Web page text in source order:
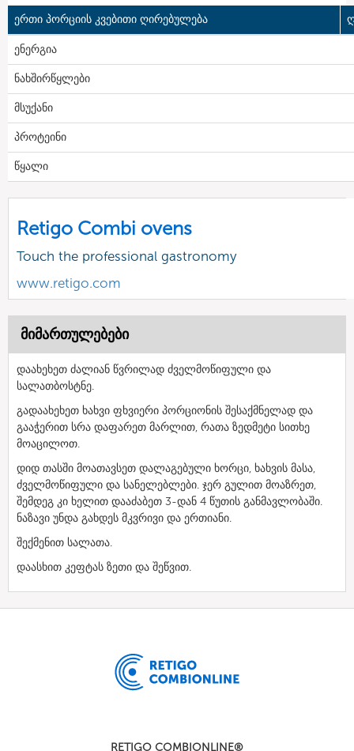
ერთი პორციის კვებითი ღირებულება
ენერგია
ნახშირწყლები
მსუქანი
პროტეინი
წყალი
Retigo Combi ovens
Touch the professional gastronomy
www.retigo.com
მიმართულებები
დაახეხეთ ძალიან წვრილად ძველმოწიფული და
სალათბოსტნე.
გადაახეხეთ ხახვი ფხვიერი პორციონის შესაქმნელად და
გააჭერით სრა დაფარეთ მარლით, რათა ზედმეტი სითხე
მოაცილოთ.
დიდ თასში მოათავსეთ დალაგებული ხორცი, ხახვის მასა,
ძველმოწიფული და სანელებლები. ჯერ გულით მოაზრეთ,
შემდეგ კი ხელით დააძაბეთ 3-დან 4 წუთის განმავლობაში.
ნაზავი უნდა გახდეს მკვრივი და ერთიანი.
შექმენით სალათა.
დაასხით კეფტას ზეთი და შეწვით.
RETIGO COMBIONLINE®